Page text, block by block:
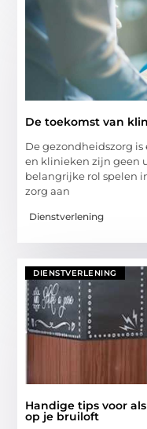
De toekomst van
De gezondheidszorg
en klinieken zijn geen
belangrijke rol spelen
zorg aan
Dienstverlening
DIENSTVERLENING
Handige tips voor
op je bruiloft